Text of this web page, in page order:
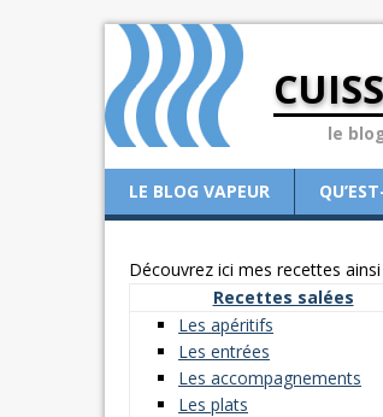
le
LE BLOG VAPEUR
Découvrez ici mes recettes
Recettes salées
Les apéritifs
Les entrées
Les accompagnements
Les plats